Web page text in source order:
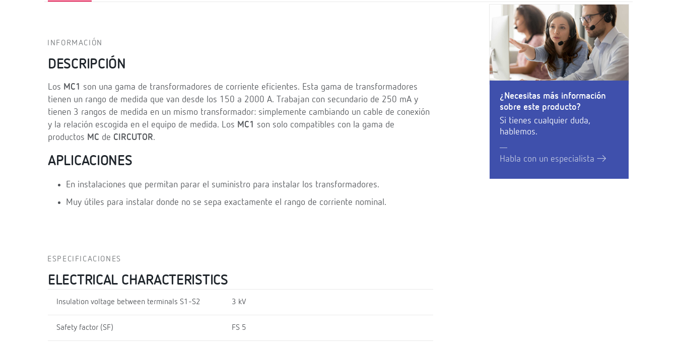
INFORMACIÓN
DESCRIPCIÓN
Los MC1
son una gama de transformadores de corriente eficientes. Esta gama de transformadores
tienen un rango de medida que van desde los 150 a 2000 A. Trabajan con secundario de 250 mA y
tienen 3 rangos de medida en un mismo transformador: simplemente cambiando un cable de conexión
y la relación escogida en el equipo de medida. Los MC1
son solo compatibles con la gama de
productos MC de CIRCUTOR.
APLICACIONES
En instalaciones que permitan parar el suministro para instalar los transformadores.
Muy útiles para instalar donde no se sepa exactamente el rango de corriente nominal.
¿Necesitas más información
sobre este producto?
Si tienes cualquier duda,
hablemos.
Habla con un especialista
ESPECIFICACIONES
ELECTRICAL CHARACTERISTICS
Insulation voltage between terminals S1-S2 3 kV
Safety factor (SF) FS 5